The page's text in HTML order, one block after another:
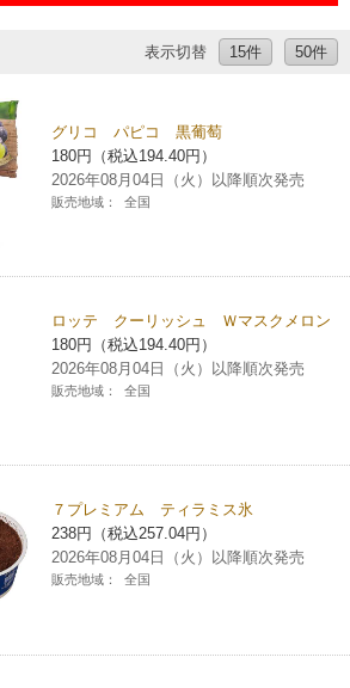
み
ードカード
ことトップ
法
チャージ
取り
グ
お知らせ
事業
ィングスの重点課題
本方針
制
ス
ト
集
ネットショッピング
表示切替 15件 50件
グリコ パピコ 黒葡萄
180円（税込194.40円）
2026年08月04日（火）以降順次発売
販売地域： 全国
ロッテ クーリッシュ Ｗマスクメロン
180円（税込194.40円）
2026年08月04日（火）以降順次発売
販売地域： 全国
７プレミアム ティラミス氷
238円（税込257.04円）
2026年08月04日（火）以降順次発売
販売地域： 全国